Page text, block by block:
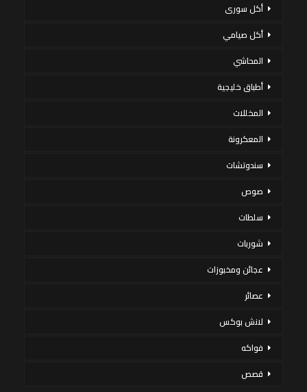
أكل سورى
أكل صيامي
المحاشي
أطباق خليجية
المخللات
المعكرونة
سندوتشات
صوص
سلطات
شوربات
عجائن ومخبوزات
عصائر
لانش بوكس
فواكه
قصص